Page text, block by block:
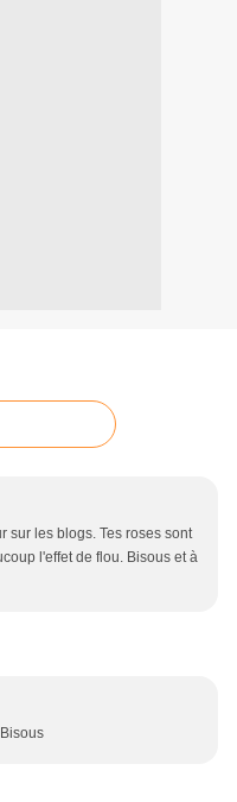
sur les blogs. Tes roses sont
l'effet de flou. Bisous et à